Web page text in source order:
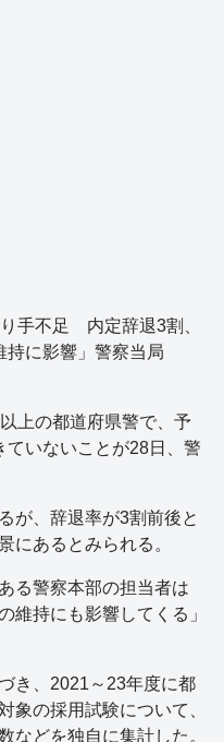
手不足 内定辞退3割、
に影響」警察当局
上の都道府県警で、予
ていないことが28日、警
が、辞退率が3割前後と
にあるとみられる。
る警察本部の担当者は
維持にも影響してくる」
き、2021～23年度に都
象の採用試験について、
などを独自に集計した。